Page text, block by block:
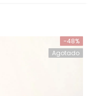
-48%
Agotado